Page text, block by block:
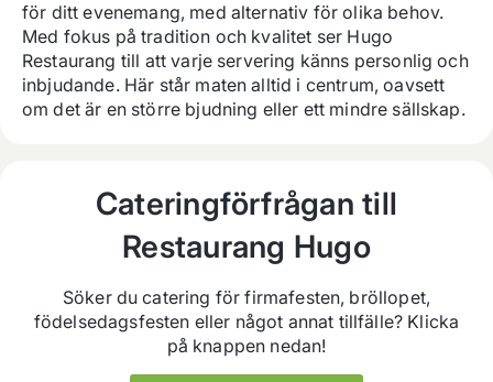
för ditt evenemang, med alternativ för olika behov.
Med fokus på tradition och kvalitet ser Hugo
Restaurang till att varje servering känns personlig och
inbjudande. Här står maten alltid i centrum, oavsett
om det är en större bjudning eller ett mindre sällskap.
Cateringförfrågan till
Restaurang Hugo
Söker du catering för firmafesten, bröllopet,
födelsedagsfesten eller något annat tillfälle? Klicka
på knappen nedan!